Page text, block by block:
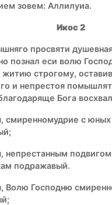
зовем: Аллилуиа.
Икос 2
просвяти
познал еси волю
житию строгому,
и непрестоя
Бога
смиренномудрие с
непрестанным
подражавый.
Волю Господню